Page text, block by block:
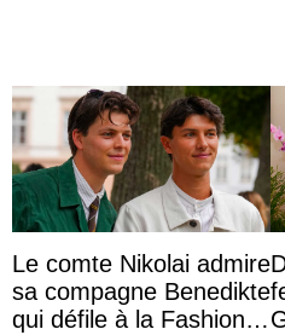
Le comte Nikolai admire
sa compagne Benedikte
qui défile à la Fashion